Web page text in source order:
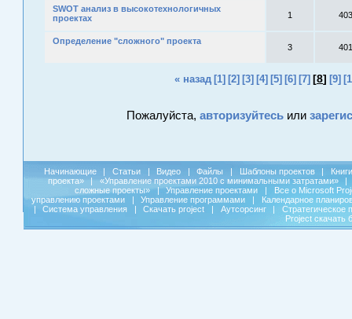
SWOT анализ в высокотехнологичных
проектах
1
Определение "сложного" проекта
3
« назад [1] [2] [3] [4] [5] [6] [7] [8] [9]
Пожалуйста, авторизуйтесьили
Начинающие | Статьи | Видео | Файлы | Шаблоны проектов |
Книги
проекта»
| «Управление проектами 2010 с минимальными затратами»
|
сложные проекты»
| Управление проектами |
Все о Microsoft
управлению проектами
| Управление программами |
Календарное
|
Система управления | Скачать project | Аутсорсинг |
Стратегическое
Project скачать